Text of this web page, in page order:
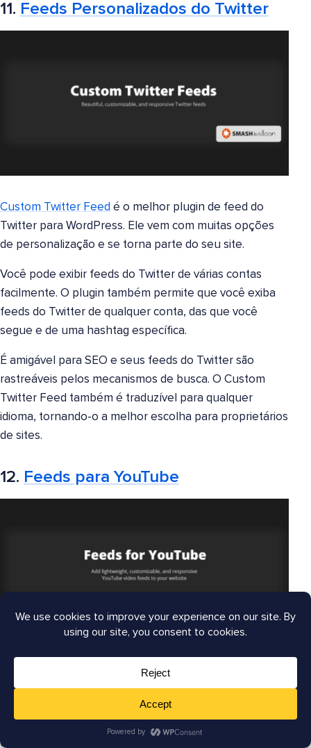
11. Feeds Personalizados do Twitter
Custom Twitter Feed é o melhor plugin de feed do
Twitter para WordPress. Ele vem com muitas opções
de personalização e se torna parte do seu site.
Você pode exibir feeds do Twitter de várias contas
facilmente. O plugin também permite que você exiba
feeds do Twitter de qualquer conta, das que você
segue e de uma hashtag específica.
É amigável para SEO e seus feeds do Twitter são
rastreáveis pelos mecanismos de busca. O Custom
Twitter Feed também é traduzível para qualquer
idioma, tornando-o a melhor escolha para proprietários
de sites.
12. Feeds para YouTube
é o melhor plugin gratuito do
WordPress para YouTube. Ele permite que você exiba
seus vídeos do YouTube em seu site automaticamente.
Por padrão, ele combina com o estilo do seu tema